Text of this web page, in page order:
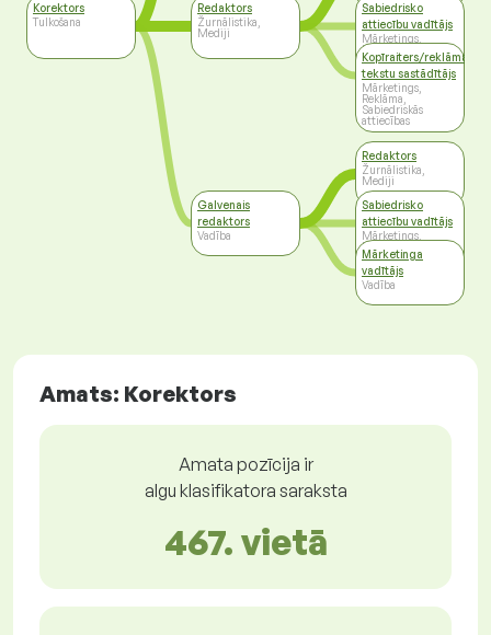
Korektors
Tulkošana
Redaktors
Žurnālistika,
Mediji
Galvenais
redaktors
Vadība
Sabiedrisko
attiecību vadītājs
Mārketings,
Reklāma,
Sabiedriskās
attiecības
Kopīraiters/reklāmas
tekstu sastādītājs
Mārketings,
Reklāma,
Sabiedriskās
attiecības
Redaktors
Žurnālistika,
Mediji
Sabiedrisko
attiecību vadītājs
Mārketings,
Reklāma,
Sabiedriskās
attiecības
Mārketinga
vadītājs
Vadība
Amats: Korektors
Amata pozīcija ir
algu klasifikatora saraksta
467. vietā